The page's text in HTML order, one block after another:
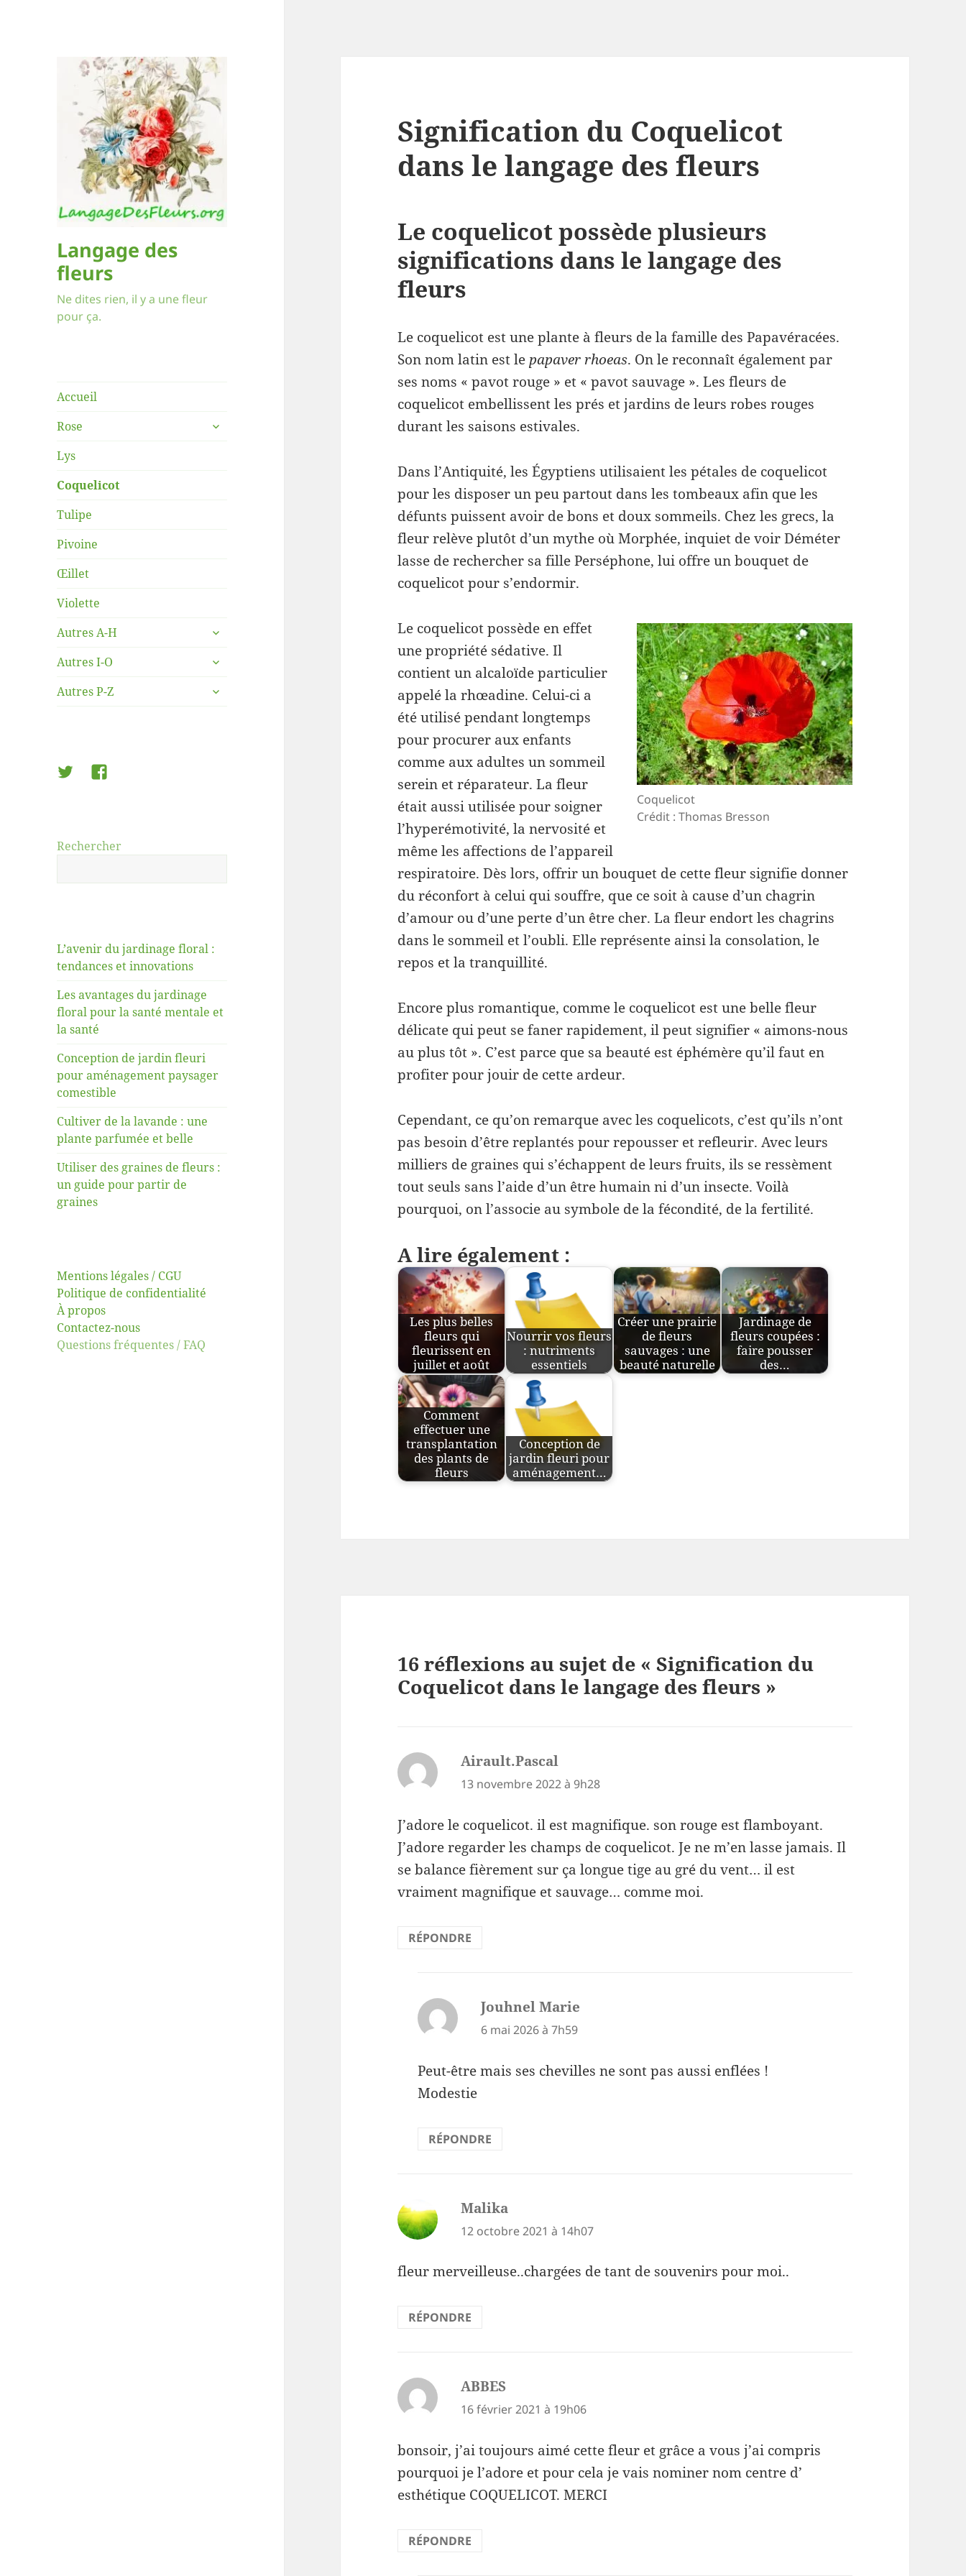
Langage des
fleurs
Ne dites rien, il y a une fleur
pour ça.
Accueil
Rose
ouvrir
Lys
Coquelicot
Tulipe
Pivoine
Œillet
Violette
Autres A-H
ouvrir
sous-
Autres I-O
ouvrir
sous-
Autres P-Z
ouvrir
TwitterFacebook
Rechercher
L’avenir du jardinage floral :
tendances et innovations
Les avantages du jardinage
floral pour la santé mentale et
la santé
Conception de jardin fleuri
pour aménagement paysager
comestible
Cultiver de la lavande : une
plante parfumée et belle
Utiliser des graines de fleurs :
un guide pour partir de
graines
Mentions légales / CGU
Politique de confidentialité
À propos
Contactez-nous
Questions fréquentes / FAQ
Signification du Coquelicot
dans le langage des fleurs
Le coquelicot possède plusieurs
significations dans le langage des
fleurs
Le coquelicot est une plante à fleurs de la famille des Papavéracées.
Son nom latin est le papaver rhoeas. On le reconnaît également par
ses noms « pavot rouge » et « pavot sauvage ». Les fleurs de
coquelicot embellissent les prés et jardins de leurs robes rouges
durant les saisons estivales.
Dans l’Antiquité, les Égyptiens utilisaient les pétales de coquelicot
pour les disposer un peu partout dans les tombeaux afin que les
défunts puissent avoir de bons et doux sommeils. Chez les grecs, la
fleur relève plutôt d’un mythe où Morphée, inquiet de voir Déméter
lasse de rechercher sa fille Perséphone, lui offre un bouquet de
coquelicot pour s’endormir.
Coquelicot
Crédit : Thomas Bresson
Le coquelicot possède en effet
une propriété sédative. Il
contient un alcaloïde particulier
appelé la rhœadine. Celui-ci a
été utilisé pendant longtemps
pour procurer aux enfants
comme aux adultes un sommeil
serein et réparateur. La fleur
était aussi utilisée pour soigner
l’hyperémotivité, la nervosité et
même les affections de l’appareil
respiratoire. Dès lors, offrir un bouquet de cette fleur signifie donner
du réconfort à celui qui souffre, que ce soit à cause d’un chagrin
d’amour ou d’une perte d’un être cher. La fleur endort les chagrins
dans le sommeil et l’oubli. Elle représente ainsi la consolation, le
repos et la tranquillité.
Encore plus romantique, comme le coquelicot est une belle fleur
délicate qui peut se faner rapidement, il peut signifier « aimons-nous
au plus tôt ». C’est parce que sa beauté est éphémère qu’il faut en
profiter pour jouir de cette ardeur.
Cependant, ce qu’on remarque avec les coquelicots, c’est qu’ils n’ont
pas besoin d’être replantés pour repousser et refleurir. Avec leurs
milliers de graines qui s’échappent de leurs fruits, ils se ressèment
tout seuls sans l’aide d’un être humain ni d’un insecte. Voilà
pourquoi, on l’associe au symbole de la fécondité, de la fertilité.
A lire également :
Les plus belles
fleurs qui
fleurissent en
juillet et août
Nourrir vos fleurs
: nutriments
essentiels
Créer une prairie
de fleurs
sauvages : une
beauté naturelle
Jardinage de
fleurs coupées :
faire pousser
des…
Comment
effectuer une
transplantation
des plants de
fleurs
Conception de
jardin fleuri pour
aménagement…
16 réflexions au sujet de « Signification du
Coquelicot dans le langage des fleurs »
Airault.Pascal
13 novembre 2022 à 9h28
J’adore le coquelicot. il est magnifique. son rouge est flamboyant.
J’adore regarder les champs de coquelicot. Je ne m’en lasse jamais. Il
se balance fièrement sur ça longue tige au gré du vent… il est
vraiment magnifique et sauvage… comme moi.
RÉPONDRE
Jouhnel Marie
6 mai 2026 à 7h59
Peut-être mais ses chevilles ne sont pas aussi enflées !
Modestie
RÉPONDRE
Malika
12 octobre 2021 à 14h07
fleur merveilleuse..chargées de tant de souvenirs pour moi..
RÉPONDRE
ABBES
16 février 2021 à 19h06
bonsoir, j’ai toujours aimé cette fleur et grâce a vous j’ai compris
pourquoi je l’adore et pour cela je vais nominer nom centre d’
esthétique COQUELICOT. MERCI
RÉPONDRE